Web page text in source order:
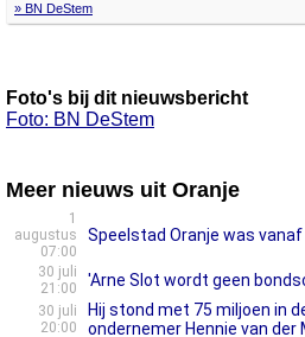
» BN DeStem
Foto's bij dit nieuwsbericht
Foto: BN DeStem
Meer nieuws uit Oranje
1
augustus
07:00
Speelstad Oranje was
30 juli
21:00
'Arne Slot wordt geen
30 juli
20:00
Hij stond met 75 miljoen in
ondernemer Hennie van der